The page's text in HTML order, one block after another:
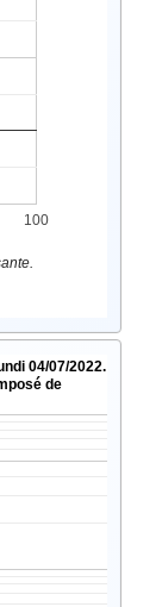
100
Score de chaque numéro au lundi 04/07/2022.
de